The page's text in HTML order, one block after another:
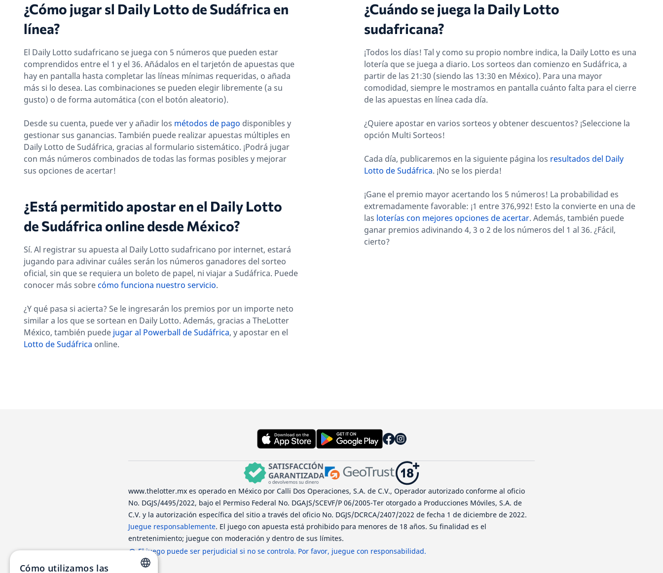
¿Cómo jugar sl Daily Lotto de Sudáfrica en
línea?
El Daily Lotto sudafricano se juega con 5 números que pueden estar
comprendidos entre el 1 y el 36. Añádalos en el tarjetón de apuestas que
hay en pantalla hasta completar las líneas mínimas requeridas, o añada
más si lo desea. Las combinaciones se pueden elegir libremente (a su
gusto) o de forma automática (con el botón aleatorio).
Desde su cuenta, puede ver y añadir los métodos de pago disponibles y
gestionar sus ganancias. También puede realizar apuestas múltiples en
Daily Lotto de Sudáfrica, gracias al formulario sistemático. ¡Podrá jugar
con más números combinados de todas las formas posibles y mejorar
sus opciones de acertar!
¿Está permitido apostar en el Daily Lotto
de Sudáfrica online desde México?
Sí. Al registrar su apuesta al Daily Lotto sudafricano por internet, estará
jugando para adivinar cuáles serán los números ganadores del sorteo
oficial, sin que se requiera un boleto de papel, ni viajar a Sudáfrica. Puede
conocer más sobrecómo funciona nuestro servicio.
¿Y qué pasa si acierta? Se le ingresarán los premios por un importe neto
similar a los que se sortean en Daily Lotto. Además, gracias a TheLotter
México, también puede jugar al Powerball de Sudáfrica, y apostar en el
Lotto de Sudáfrica online.
¿Cuándo se juega la Daily Lotto
sudafricana?
¡Todos los días! Tal y como su propio nombre indica, la Daily Lotto es una
lotería que se juega a diario. Los sorteos dan comienzo en Sudáfrica, a
partir de las 21:30 (siendo las 13:30 en México). Para una mayor
comodidad, siempre le mostramos en pantalla cuánto falta para el cierre
de las apuestas en línea cada día.
¿Quiere apostar en varios sorteos y obtener descuentos? ¡Seleccione la
opción Multi Sorteos!
Cada día, publicaremos en la siguiente página los resultados del Daily
Lotto de Sudáfrica. ¡No se los pierda!
¡Gane el premio mayor acertando los 5 números! La probabilidad es
extremadamente favorable: ¡1 entre 376,992! Esto la convierte en una de
las loterías con mejores opciones de acertar. Además, también puede
ganar premios adivinando 4, 3 o 2 de los números del 1 al 36. ¿Fácil,
cierto?
www.thelotter.mx es operado en México por Calli Dos Operaciones, S.A. de C.V., Operador autorizado conforme al oficio
No. DGJS/4495/2022, bajo el Permiso Federal No. DGAJS/SCEVF/P 06/2005-Ter otorgado a Producciones Móviles, S.A. de
C.V. y la autorización específica del sitio a través del oficio No. DGJS/DCRCA/2407/2022 de fecha 1 de diciembre de 2022.
Juegue responsablemente. El juego con apuesta está prohibido para menores de 18 años. Su finalidad es el
entretenimiento; juegue con moderación y dentro de sus límites.
El juego puede ser perjudicial si no se controla. Por favor, juegue con responsabilidad.
Cómo utilizamos las